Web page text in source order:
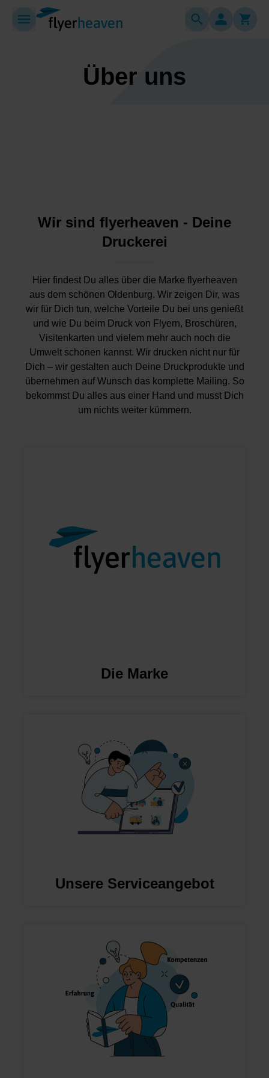
Über uns
Wir sind flyerheaven - Deine
Druckerei
Hier findest Du alles über die Marke flyerheaven
aus dem schönen Oldenburg. Wir zeigen Dir, was
wir für Dich tun, welche Vorteile Du bei uns genießt
und wie Du beim Druck von Flyern, Broschüren,
Visitenkarten und vielem mehr auch noch die
Umwelt schonen kannst. Wir drucken nicht nur für
Dich – wir gestalten auch Deine Druckprodukte und
übernehmen auf Wunsch das komplette Mailing. So
bekommst Du alles aus einer Hand und musst Dich
um nichts weiter kümmern.
Die Marke
Unsere Serviceangebot